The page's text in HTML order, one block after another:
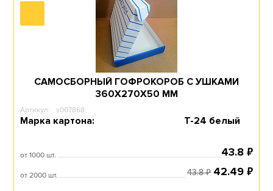
САМОСБОРНЫЙ ГОФРОКОРОБ С УШКАМИ
360Х270Х50 ММ
Артикул: s007868
Марка картона: Т-24 белый
от 1000 шт. 43.8 ₽
от 2000 шт. 43.8₽ 42.49 ₽